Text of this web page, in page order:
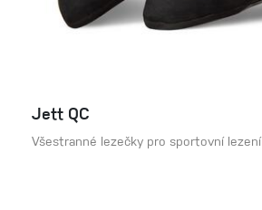
Jett QC
Všestranné lezečky pro sportovní lezení